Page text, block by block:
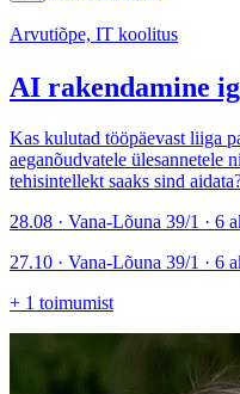
Arvutiõpe, IT koolitus
AI rakendamine
Kas kulutad tööpäevast liiga
aeganõudvatele ülesannetele
tehisintellekt saaks sind
28.08 · Vana-Lõuna 39/1 · 6
27.10 · Vana-Lõuna 39/1 · 6
+ 1 toimumist